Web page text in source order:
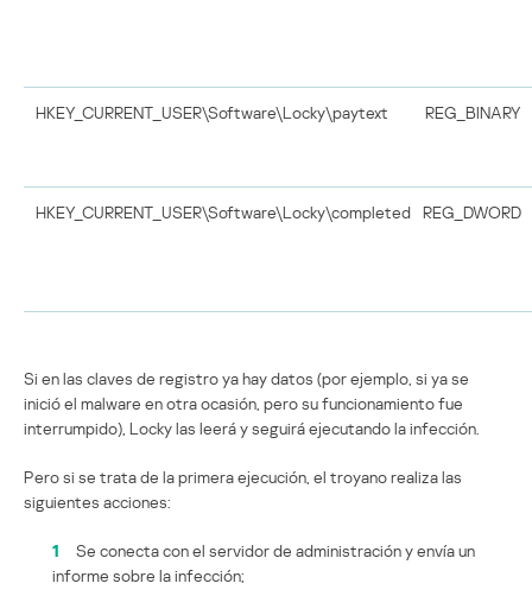
HKEY_CURRENT_USER\Software\Locky\paytext REG_BINARY
HKEY_CURRENT_USER\Software\Locky\completed REG_DWORD
Si en las claves de registro ya hay datos (por ejemplo, si ya se
inició el malware en otra ocasión, pero su funcionamiento fue
interrumpido), Locky las leerá y seguirá ejecutando la infección.
Pero si se trata de la primera ejecución, el troyano realiza las
siguientes acciones:
1
Se conecta con el servidor de administración y envía un
informe sobre la infección;